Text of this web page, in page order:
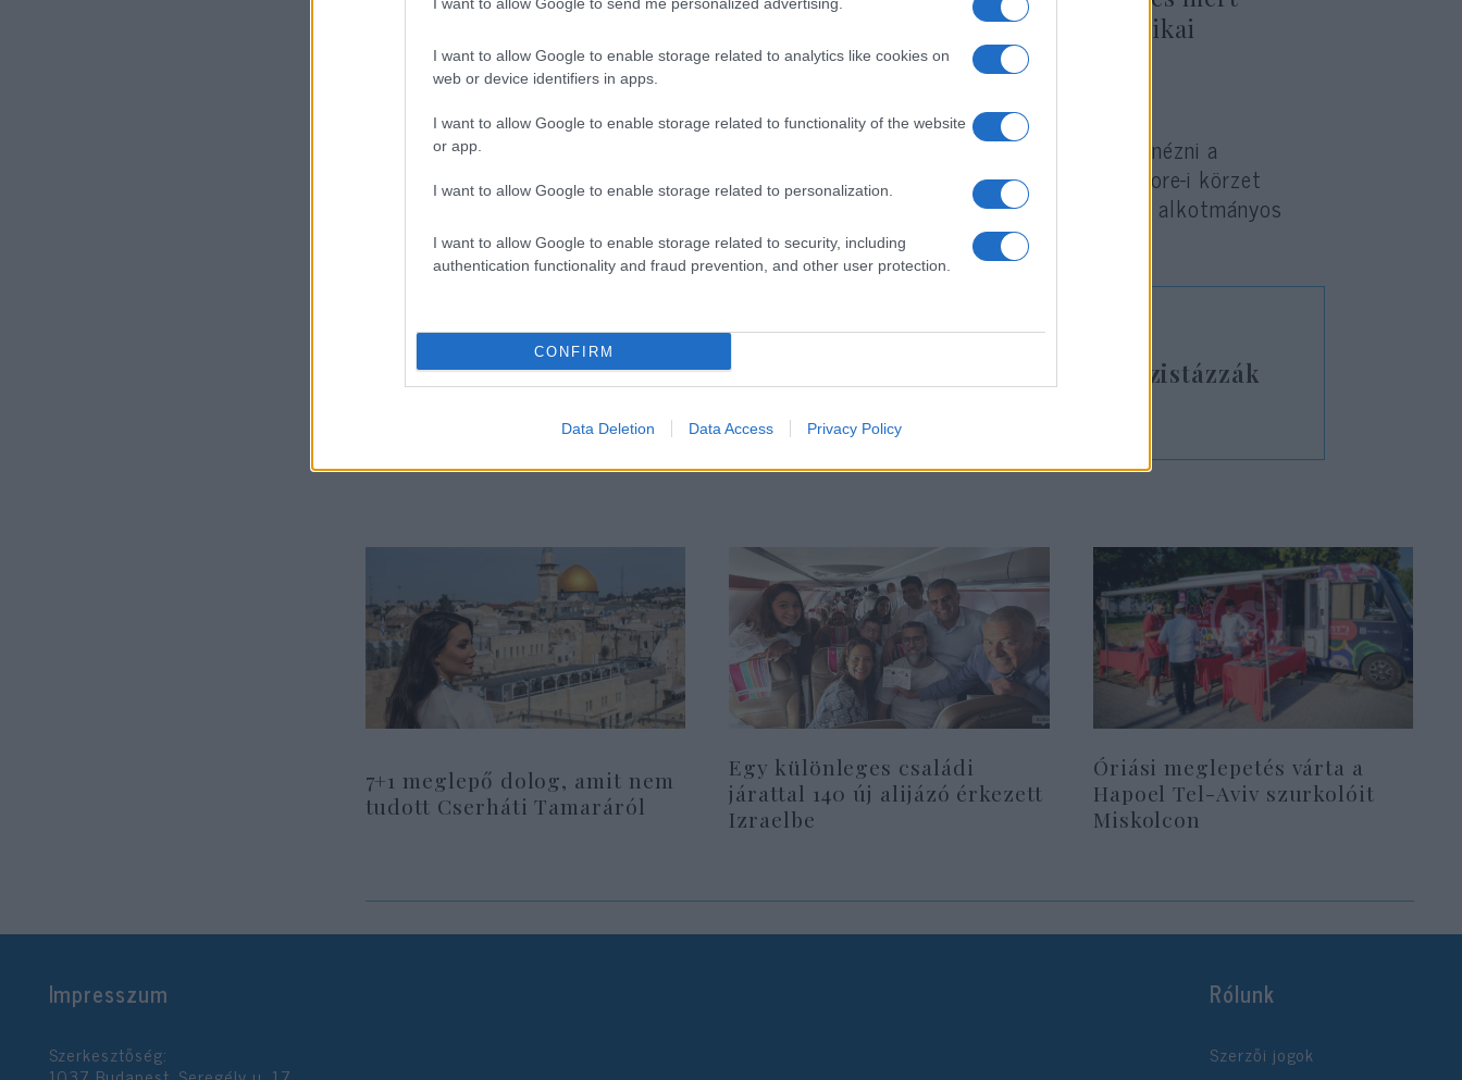
I want to allow Google to enable storage related to analytics like cookies on
web or device identifiers in apps.
I want to allow Google to enable storage related to functionality of the website
or app.
I want to allow Google to enable storage related to personalization.
I want to allow Google to enable storage related to security, including
authentication functionality and fraud prevention, and other user protection.
CONFIRM
Data Deletion Data Access Privacy Policy
Baltimore-ban nagyon sokat tett a zsidó és az afro-amerikai
közösségek közti kapcsolatok erősítéséért.
Mint arról nyáron , az amerikai elnök amiatt volt kénytelen szembenézni a
rasszizmus vádjával, hogy Twitteren élesen megtámadta az egyik baltimore-i körzet
kongresszusi képviselőjét, Elijah Cummings-t, mivel a képviselő az elnök alkotmányos
elmozdítását szorgalmazó mozgalom egyik leghangosabb vezéralakja.
Trumpot most patkányozás miatt rasszistázzák
7+1 meglepő dolog, amit nem
tudott Cserháti Tamaráról
Egy különleges családi
járattal 140 új alijázó érkezett
Izraelbe
Óriási meglepetés várta a
Hapoel Tel-Aviv szurkolóit
Miskolcon
Impresszum
Szerkesztőség:
Rólunk
Szerzői jogok